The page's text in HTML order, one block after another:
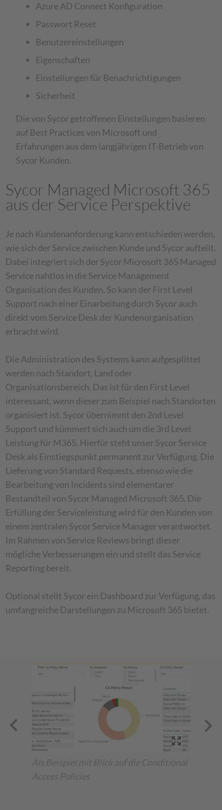
Azure AD Connect Konfiguration
Passwort Reset
Benutzereinstellungen
Eigenschaften
Einstellungen für Benachrichtigungen
Sicherheit
Die von Sycor getroffenen Einstellungen basieren
auf Best Practices von Microsoft und
Erfahrungen aus dem langjährigen IT-Betrieb von
Sycor Kunden.
Sycor Managed Microsoft 365
aus der Service Perspektive
Je nach Kundenanforderung kann entschieden werden,
wie sich der Service zwischen Kunde und Sycor aufteilt.
Dabei integriert sich der Sycor Microsoft 365 Managed
Service nahtlos in die Service Management
Organisation des Kunden. So kann der First Level
Support nach einer Einarbeitung durch Sycor auch
direkt vom Service Desk der Kundenorganisation
erbracht wird.
Die Administration des Systems kann aufgesplittet
werden nach Standort, Land oder
Organisationsbereich. Das ist für den First Level
interessant, wenn dieser zum Beispiel nach Standorten
organisiert ist. Sycor übernimmt den 2nd Level
Support und kümmert sich auch um die 3rd Level
Leistung für M365. Hierfür steht unser Sycor Service
Desk als Einstiegspunkt permanent zur Verfügung. Die
Lieferung von Standard Requests, ebenso wie die
Bearbeitung von Incidents sind elementarer
Bestandteil von Sycor Managed Microsoft 365. Die
Erfüllung der Serviceleistung wird für den Kunden von
einem zentralen Sycor Service Manager verantwortet.
Im Rahmen von Service Reviews bringt dieser
mögliche Verbesserungen ein und stellt das Service
Reporting bereit.
Optional stellt Sycor ein Dashboard zur Verfügung, das
umfangreiche Darstellungen zu Microsoft 365 bietet.
Als Beispiel mit Blick auf die Conditional
Access Policies